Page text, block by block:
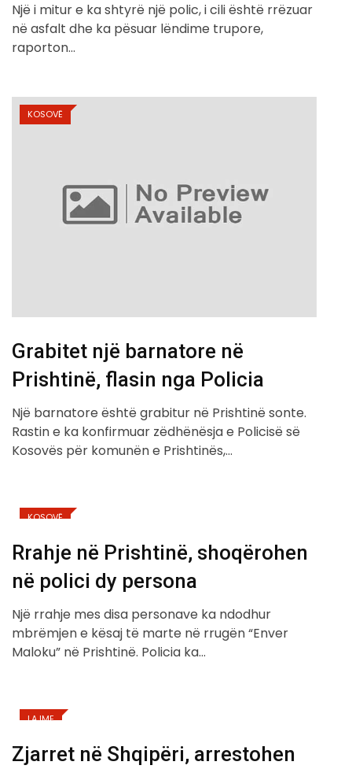
Një i mitur e ka shtyrë një polic, i cili është rrëzuar
në asfalt dhe ka pësuar lëndime trupore,
raporton…
KOSOVË
Grabitet një barnatore në
Prishtinë, flasin nga Policia
Një barnatore është grabitur në Prishtinë sonte.
Rastin e ka konfirmuar zëdhënësja e Policisë së
Kosovës për komunën e Prishtinës,…
KOSOVË
Rrahje në Prishtinë, shoqërohen
në polici dy persona
Një rrahje mes disa personave ka ndodhur
mbrëmjen e kësaj të marte në rrugën “Enver
Maloku” në Prishtinë. Policia ka…
LAJME
Zjarret në Shqipëri, arrestohen